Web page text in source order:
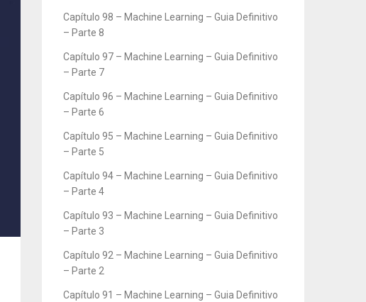
Capítulo 98 – Machine Learning – Guia Definitivo
– Parte 8
Capítulo 97 – Machine Learning – Guia Definitivo
– Parte 7
Capítulo 96 – Machine Learning – Guia Definitivo
– Parte 6
Capítulo 95 – Machine Learning – Guia Definitivo
– Parte 5
Capítulo 94 – Machine Learning – Guia Definitivo
– Parte 4
Capítulo 93 – Machine Learning – Guia Definitivo
– Parte 3
Capítulo 92 – Machine Learning – Guia Definitivo
– Parte 2
Capítulo 91 – Machine Learning – Guia Definitivo